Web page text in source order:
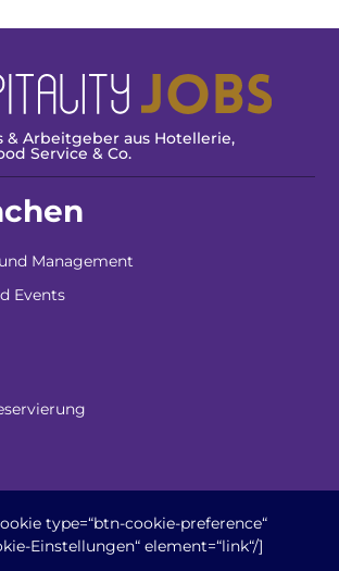
& Arbeitgeber aus Hotellerie,
Service & Co.
Management
Events
type=“btn-cookie-preference“
Einstellungen“ element=“link“/]